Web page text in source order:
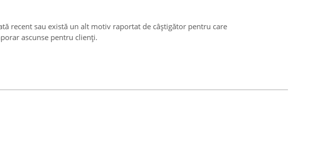
recent sau există un alt motiv raportat de câștigător pentru care
ascunse pentru clienți.